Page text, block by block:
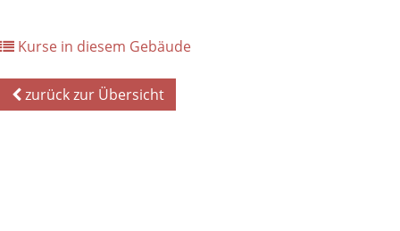
Kurse in diesem Gebäude
zurück zur Übersicht